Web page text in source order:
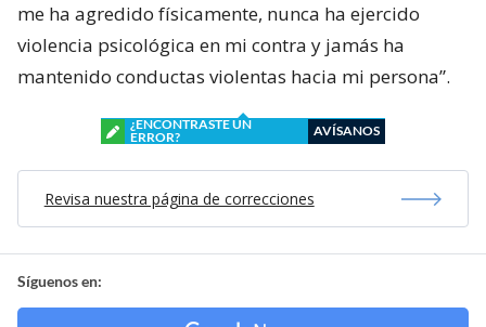
me ha agredido físicamente, nunca ha ejercido
violencia psicológica en mi contra y jamás ha
mantenido conductas violentas hacia mi persona”.
¿ENCONTRASTE UN
ERROR?
AVÍSANOS
Revisa nuestra página de correcciones
Síguenos en: